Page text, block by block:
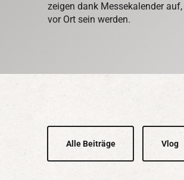
zeigen dank Messekalender
vor Ort sein werden.
Alle Beiträge Vlog